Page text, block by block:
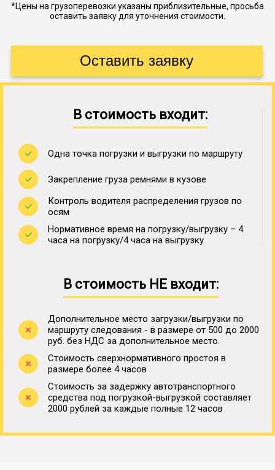
*Цены на грузоперевозки указаны приблизительные, просьба
оставить заявку для уточнения стоимости.
В стоимость входит:
Одна точка погрузки и выгрузки по маршруту
Закрепление груза ремнями в кузове
Контроль водителя распределения грузов по
осям
Нормативное время на погрузку/выгрузку – 4
часа на погрузку/4 часа на выгрузку
В стоимость НЕ входит:
Дополнительное место загрузки/выгрузки по
маршруту следования - в размере от 500 до 2000
руб. без НДС за дополнительное место.
Стоимость сверхнормативного простоя в
размере более 4 часов
Стоимость за задержку автотранспортного
средства под погрузкой-выгрузкой составляет
2000 рублей за каждые полные 12 часов